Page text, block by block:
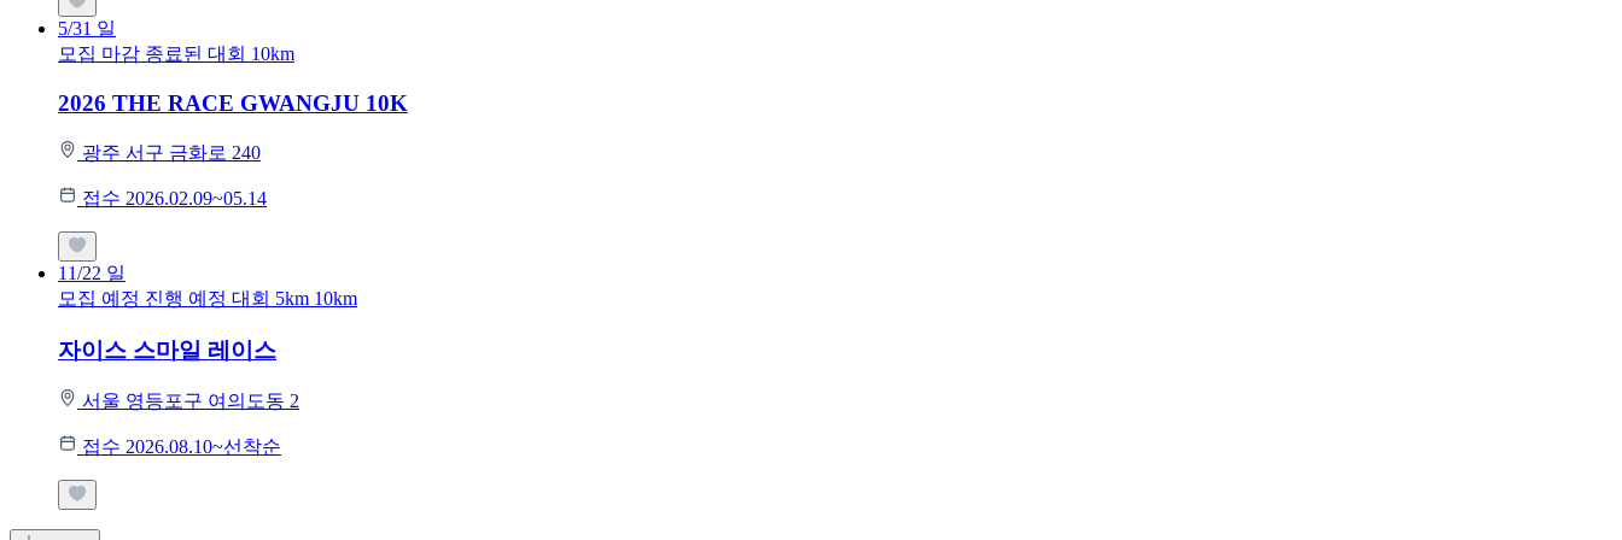
5/31 일
모집 마감 종료된 대회 10km
2026 THE RACE GWANGJU 10K
광주 서구 금화로 240
접수 2026.02.09~05.14
11/22 일
모집 예정 진행 예정 대회 5km 10km
자이스 스마일 레이스
서울 영등포구 여의도동 2
접수 2026.08.10~선착순